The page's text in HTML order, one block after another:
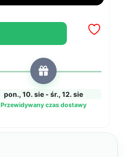
pon., 10. sie - śr., 12. sie
Przewidywany czas dostawy